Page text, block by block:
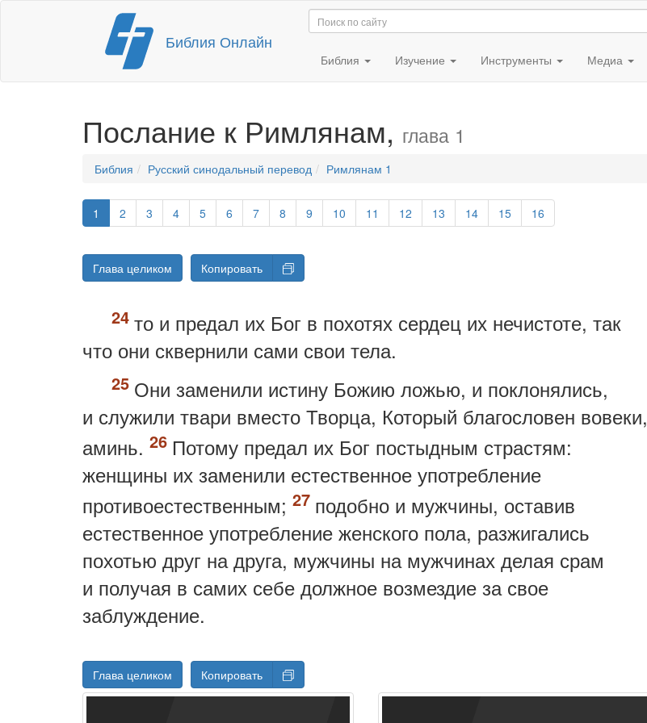
Перейти
содержимому
Библия Онлайн
Библия Изучение Инструменты Медиа
Послание к Римлянам, глава 1
Библия Русский синодальный перевод Римлянам 1
1 2 3 4 5 6 7 8 9 10 11 12 13 14 15 16
Глава целиком Копировать
то и предал их Бог в похотях сердец их нечистоте, так
что они сквернили сами свои тела.
Они заменили истину Божию ложью, и поклонялись,
и служили твари вместо Творца, Который благословен вовеки,
аминь.
Потому предал их Бог постыдным страстям:
женщины их заменили естественное употребление
противоестественным;
подобно и мужчины, оставив
естественное употребление женского пола, разжигались
похотью друг на друга, мужчины на мужчинах делая срам
и получая в самих себе должное возмездие за свое
заблуждение.
Глава целиком Копировать